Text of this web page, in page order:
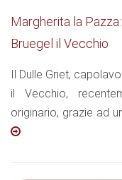
Margherita la
Bruegel il Vecchio
Il Dulle Griet,
il Vecchio,
originario, grazie ad